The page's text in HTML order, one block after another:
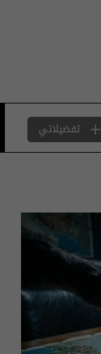
تفضيلاتي